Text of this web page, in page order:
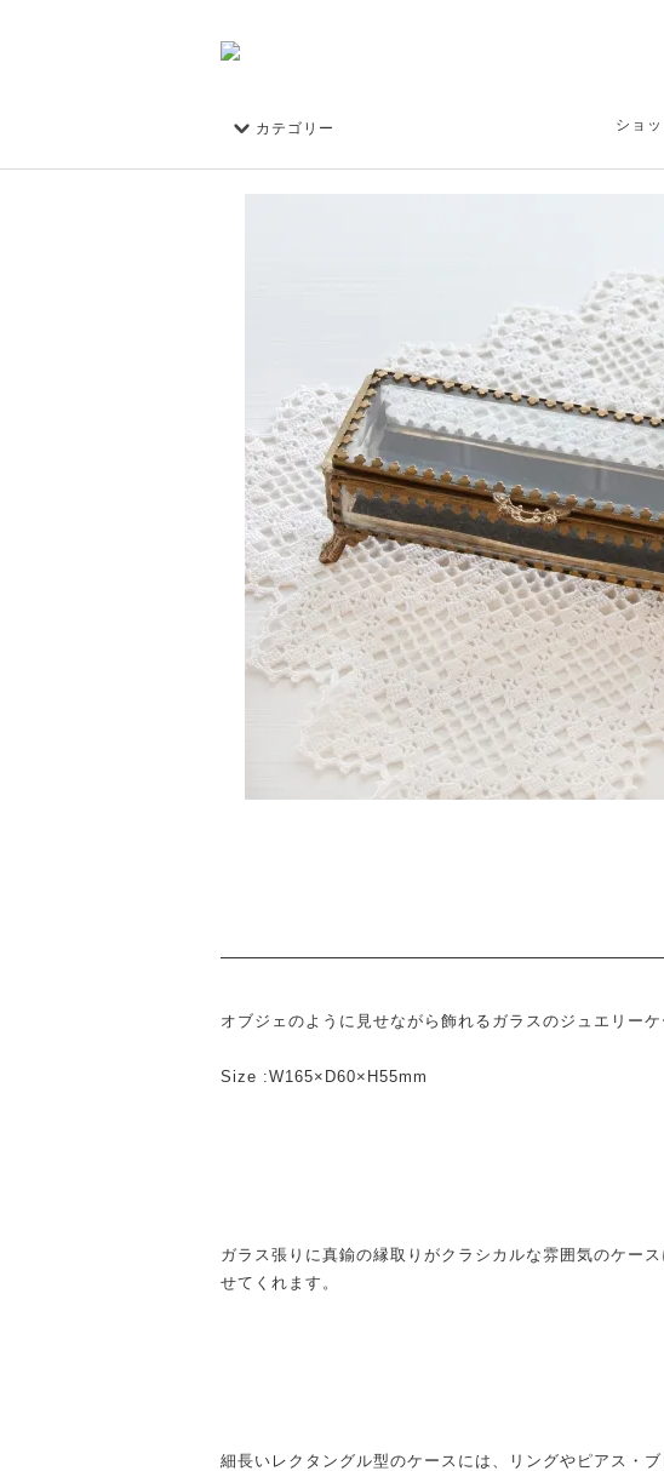
カテゴリー ショ
オブジェのように見せながら飾れるガラスのジュエリーケ
Size :W165×D60×H55mm
ガラス張りに真鍮の縁取りがクラシカルな雰囲気のケー
せてくれます。
細長いレクタングル型のケースには、リングやピアス・